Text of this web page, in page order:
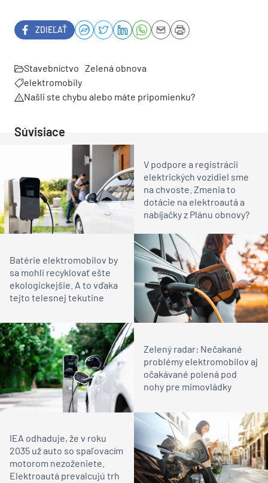
ZDIEĽAŤ
Stavebníctvo Zelená obnova
elektromobily
Našli ste chybu alebo máte pripomienku?
Súvisiace
V podpore a registrácii
elektrických vozidiel sme
na chvoste. Zmenia to
dotácie na elektroautá a
nabíjačky z Plánu obnovy?
Batérie elektromobilov by
sa mohli recyklovať ešte
ekologickejšie. A to vďaka
tejto telesnej tekutine
Zelený radar: Nečakané
problémy elektromobilov aj
očakávané polená pod
nohy pre mimovládky
IEA odhaduje, že v roku
2035 už auto so spaľovacím
motorom nezoženiete.
Elektroautá prevalcujú trh